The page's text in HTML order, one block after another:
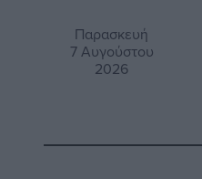
Παρασκευή
7 Αυγούστου
2026